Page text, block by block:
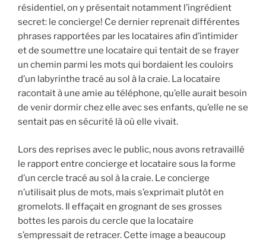
résidentiel, on y présentait notamment l’ingrédient
secret: le concierge! Ce dernier reprenait différentes
phrases rapportées par les locataires afin d’intimider
et de soumettre une locataire qui tentait de se frayer
un chemin parmi les mots qui bordaient les couloirs
d’un labyrinthe tracé au sol à la craie. La locataire
racontait à une amie au téléphone, qu’elle aurait besoin
de venir dormir chez elle avec ses enfants, qu’elle ne se
sentait pas en sécurité là où elle vivait.
Lors des reprises avec le public, nous avons retravaillé
le rapport entre concierge et locataire sous la forme
d’un cercle tracé au sol à la craie. Le concierge
n’utilisait plus de mots, mais s’exprimait plutôt en
gromelots. Il effaçait en grognant de ses grosses
bottes les parois du cercle que la locataire
s’empressait de retracer. Cette image a beaucoup